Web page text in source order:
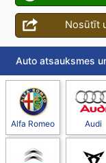
Nosūtīt
Auto atsauksmes
Alfa Romeo Audi